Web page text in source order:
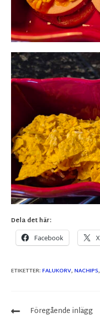
Dela det här:
Facebook X
ETIKETTER:FALUKORV, NACHIPS,
Föregående inlägg